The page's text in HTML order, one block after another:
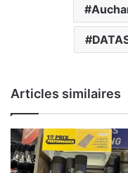
Articles similaires